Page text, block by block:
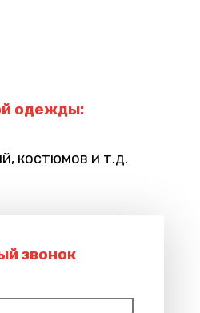
одежды:
костюмов и т.д.
звонок